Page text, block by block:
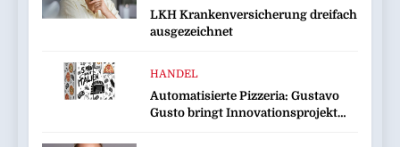
LKH Krankenversicherung dreifach
ausgezeichnet
HANDEL
Automatisierte Pizzeria: Gustavo
Gusto bringt Innovationsprojekt